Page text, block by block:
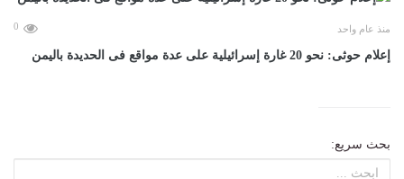
منذ عام واحد 0
إعلام حوثى: نحو 20 غارة إسرائيلية على عدة مواقع فى الحديدة باليمن
بحث سريع: